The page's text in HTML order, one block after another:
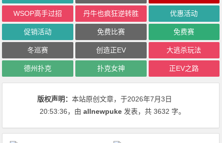
WSOP高手过招 丹牛也疯狂逆转胜 优惠活动
促销活动 免费比赛 免费赛
冬巡赛 创造正EV 大逃杀玩法
德州扑克 扑克女神 正EV之路
版权声明：本站原创文章，于2026年7月3日
20:53:36，由allnewpuke 发表，共 3632 字。